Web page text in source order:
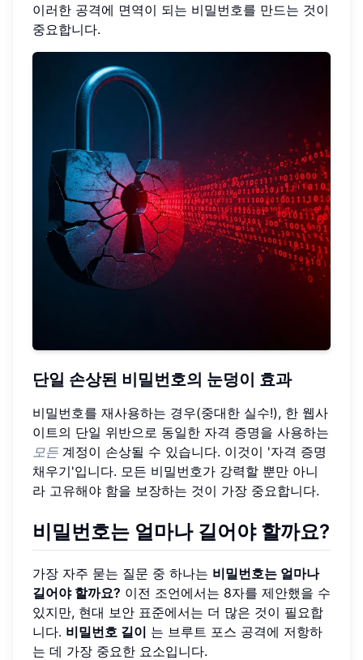
이러한 공격에 면역이 되는 비밀번호를 만드는 것이
중요합니다.
단일 손상된 비밀번호의 눈덩이 효과
비밀번호를 재사용하는 경우(중대한 실수!), 한 웹사
이트의 단일 위반으로 동일한 자격 증명을 사용하는
모든 계정이 손상될 수 있습니다. 이것이 '자격 증명
채우기'입니다. 모든 비밀번호가 강력할 뿐만 아니
라 고유해야 함을 보장하는 것이 가장 중요합니다.
비밀번호는 얼마나 길어야 할까요?
가장 자주 묻는 질문 중 하나는 비밀번호는 얼마나
길어야 할까요? 이전 조언에서는 8자를 제안했을 수
있지만, 현대 보안 표준에서는 더 많은 것이 필요합
니다. 비밀번호 길이 는 브루트 포스 공격에 저항하
는 데 가장 중요한 요소입니다.